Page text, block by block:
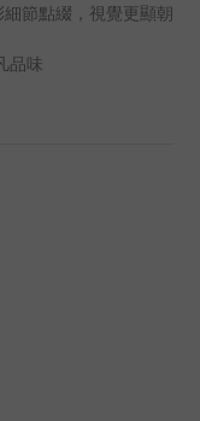
節點綴，視覺更顯朝
品味